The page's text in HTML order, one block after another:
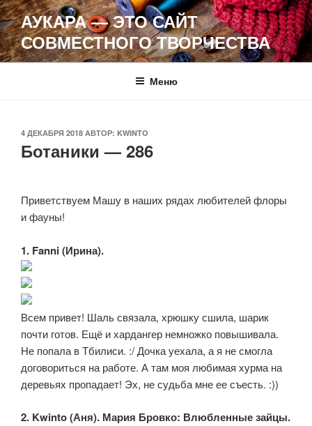
Перейти
к
содержимому
АУКАРА — ЭТО САЙТ
СОВМЕСТНОГО ТВОРЧЕСТВА
Меню
ОПУБЛИКОВАНО
4 ДЕКАБРЯ 2018 АВТОР: KWINTO
Ботаники — 286
Приветствуем Машу в наших рядах любителей флоры
и фауны!
1. Fanni (Ирина).
Всем привет! Шаль связала, хрюшку сшила, шарик
почти готов. Ещё и хардангер немножко повышивала.
Не попала в Тбилиси. :/ Дочка уехала, а я не смогла
договориться на работе. А там моя любимая хурма на
деревьях пропадает! Эх, не судьба мне ее съесть. :))
2. Kwinto (Аня). Мария Бровко: Влюбленные зайцы.